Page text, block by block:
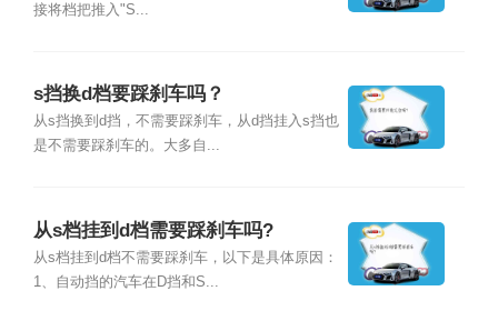
接将档把推入"S...
s挡换d档要踩刹车吗？
从s挡换到d挡，不需要踩刹车，从d挡挂入s挡也
是不需要踩刹车的。大多自...
从s档挂到d档需要踩刹车吗?
从s档挂到d档不需要踩刹车，以下是具体原因：
1、自动挡的汽车在D挡和S...